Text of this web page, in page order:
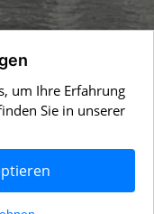
– dem
2026 Alle
um Ihre Erfahrung
Sie in unserer